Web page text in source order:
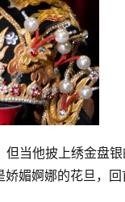
当他披上绣金盘
媚婀娜的花旦，